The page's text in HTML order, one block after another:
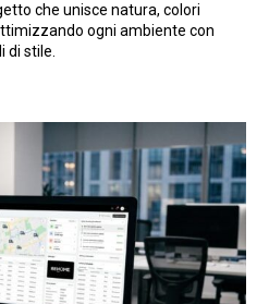
che unisce natura, colori
ogni ambiente con
di stile.